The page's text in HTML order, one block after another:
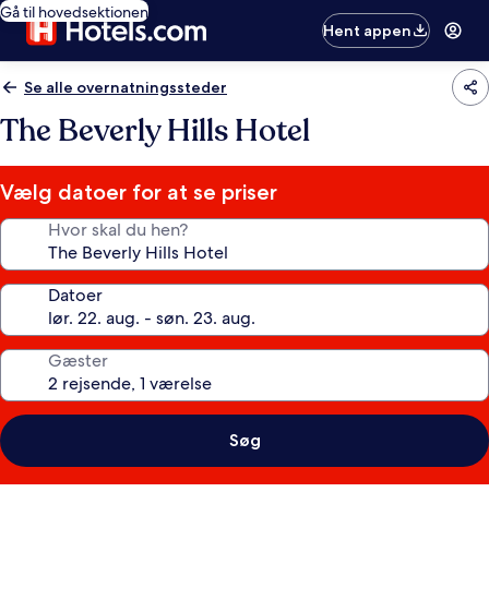
Gå til hovedsektionen
Hent appen
Se alle overnatningssteder
The Beverly Hills Hotel
Vælg datoer for at se priser
Hvor skal du hen?
Datoer
Gæster
Søg